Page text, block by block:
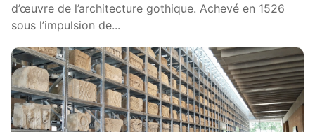
d’œuvre de l’architecture gothique. Achevé en 1526
sous l’impulsion de...